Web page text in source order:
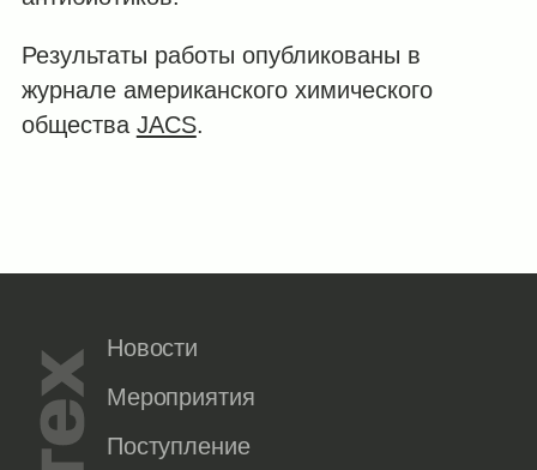
Результаты работы опубликованы в
журнале американского химического
общества JACS.
Новости
Мероприятия
Поступление